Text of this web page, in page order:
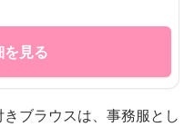
見る
ブラウスは、事務服とし